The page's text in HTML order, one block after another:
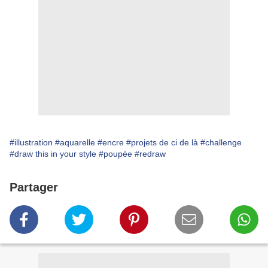
#illustration #aquarelle #encre #projets de ci de là #challenge
#draw this in your style #poupée #redraw
Partager